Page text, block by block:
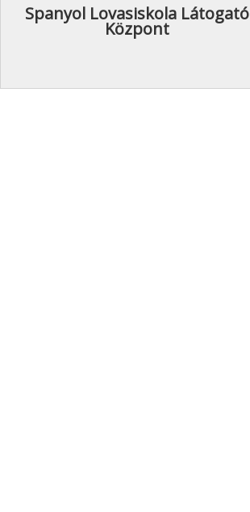
Spanyol Lovasiskola Látogató
Központ